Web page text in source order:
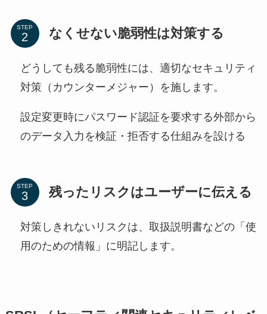
STEP なくせない脆弱性は対策する
どうしても残る脆弱性には、適切なセキュリティ
対策（カウンターメジャー）を施します。
設定変更時にパスワード認証を要求する外部から
のデータ入力を検証・拒否する仕組みを設ける
STEP 残ったリスクはユーザーに伝える
対策しきれないリスクは、取扱説明書などの「使
用のための情報」に明記します。